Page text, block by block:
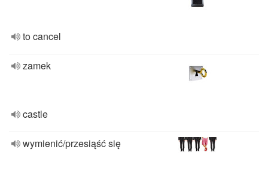
to cancel
zamek
castle
wymienić/przesiąść się